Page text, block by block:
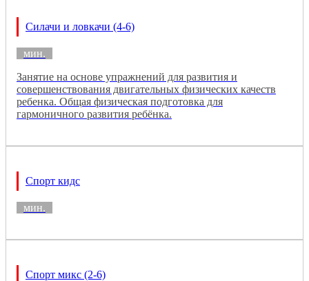
Силачи и ловкачи (4-6)
мин.
Занятие на основе упражнений для развития и
совершенствования двигательных физических качеств
ребенка. Общая физическая подготовка для
гармоничного развития ребёнка.
Спорт кидс
мин.
Спорт микс (2-6)